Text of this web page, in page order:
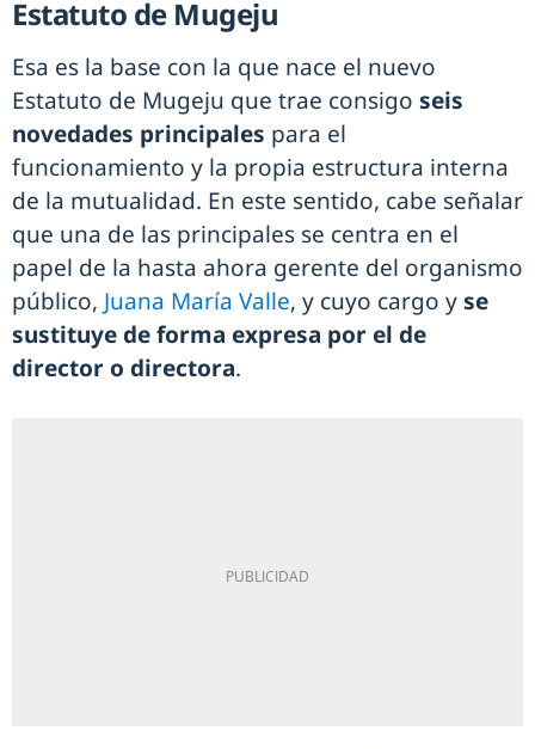
Estatuto de Mugeju
Esa es la base con la que nace el nuevo
Estatuto de Mugeju que trae consigo seis
novedades principales para el
funcionamiento y la propia estructura interna
de la mutualidad. En este sentido, cabe señalar
que una de las principales se centra en el
papel de la hasta ahora gerente del organismo
público, Juana María Valle, y cuyo cargo yse
sustituye de forma expresa por el de
director o directora.